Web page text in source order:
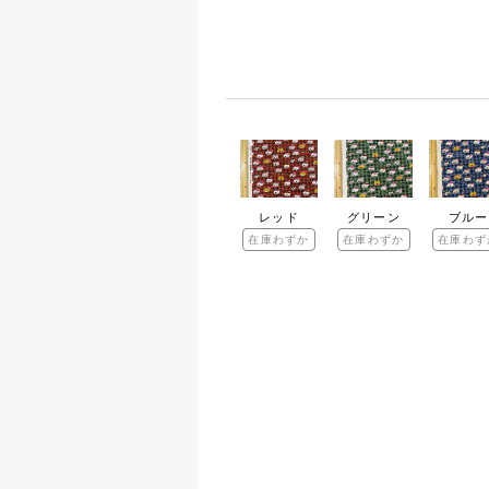
レッド
在庫わずか
グリーン
在庫わずか
ブルー
在庫わず